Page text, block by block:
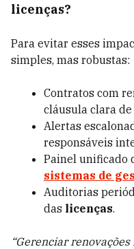
licenças?
Para evitar esses
simples, mas robustas:
Contratos com
cláusula clara de
Alertas
responsáveis
Painel unificado
sistemas de
Auditorias
das licenças.
“Gerenciar